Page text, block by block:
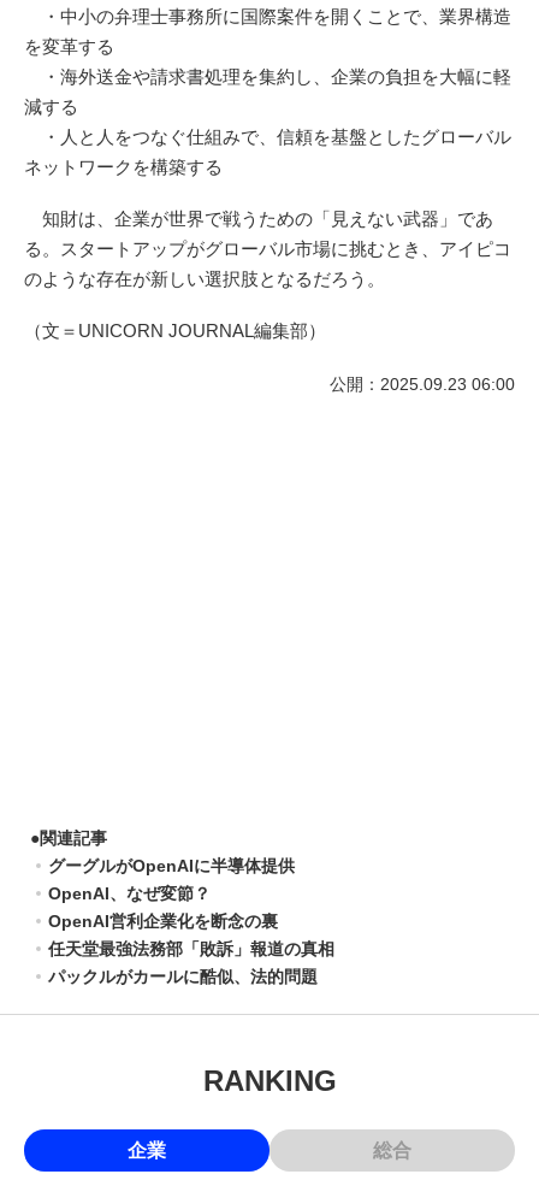
・中小の弁理士事務所に国際案件を開くことで、業界構造
を変革する
・海外送金や請求書処理を集約し、企業の負担を大幅に軽
減する
・人と人をつなぐ仕組みで、信頼を基盤としたグローバル
ネットワークを構築する
知財は、企業が世界で戦うための「見えない武器」であ
る。スタートアップがグローバル市場に挑むとき、アイピコ
のような存在が新しい選択肢となるだろう。
（文＝UNICORN JOURNAL編集部）
公開：2025.09.23 06:00
●関連記事
グーグルがOpenAIに半導体提供
OpenAI、なぜ変節？
OpenAI営利企業化を断念の裏
任天堂最強法務部「敗訴」報道の真相
パックルがカールに酷似、法的問題
RANKING
企業 総合